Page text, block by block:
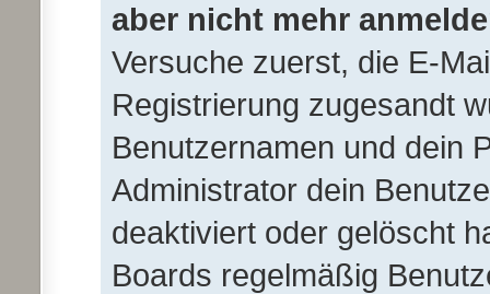
aber nicht mehr
Versuche zuerst, die E-
Registrierung zugesandt
Benutzernamen und dein
Administrator dein
deaktiviert oder gelöscht
Boards regelmäßig